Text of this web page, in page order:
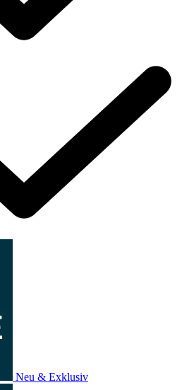
Neu & Exklusiv